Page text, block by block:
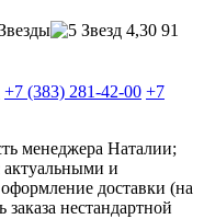
4,30 91
+7 (383) 281-42-00 +7
менеджера Наталии;
актуальными и
доставки (на
нестандартной